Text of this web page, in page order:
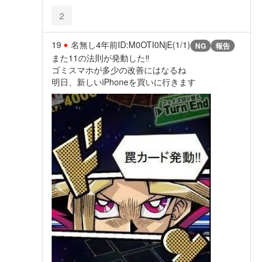
2
19 名無し4年前ID:M0OTI0NjE(1/1) NG 報告
また11の法則が発動した‼︎
ゴミスマホが多少の改善にはなるね
明日、新しいiPhoneを買いに行きます